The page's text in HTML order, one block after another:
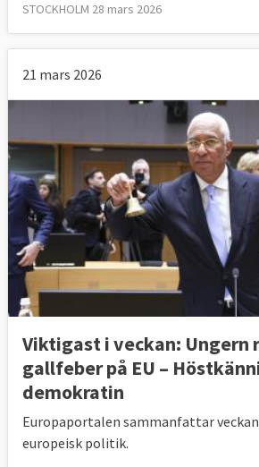
STOCKHOLM 28 mars 2026
21 mars 2026
Viktigast i veckan: Ungern
gallfeber på EU –
demokratin
Europaportalen sammanfattar
europeisk politik.